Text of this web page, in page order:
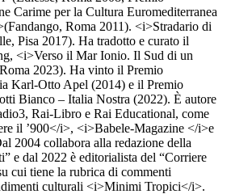
Carime per la Cultura Euromediterranea
Roma 2011). <i>Stradario di
Pisa 2017). Ha tradotto e curato il
<i>Verso il Mar Ionio. Il Sud di un
2023). Ha vinto il Premio
Karl-Otto Apel (2014) e il Premio
Bianco – Italia Nostra (2022). È autore
Rai-Libro e Rai Educational, come
il ’900</i>, <i>Babele-Magazine </i>e
2004 collabora alla redazione della
e dal 2022 è editorialista del “Corriere
cui tiene la rubrica di commenti
culturali <i>Minimi Tropici</i>.